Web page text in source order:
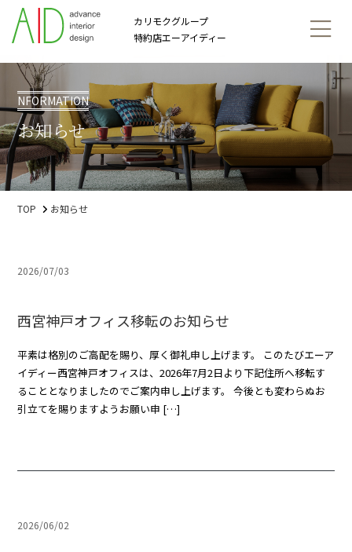
カリモクグループ
特約店エーアイディー
NFORMATION
お知らせ
TOP お知らせ
2026/07/03
西宮神戸オフィス移転のお知らせ
平素は格別のご高配を賜り、厚く御礼申し上げます。 このたびエーア
イディー西宮神戸オフィスは、2026年7月2日より下記住所へ移転す
ることとなりましたのでご案内申し上げます。 今後とも変わらぬお
引立てを賜りますようお願い申 […]
2026/06/02